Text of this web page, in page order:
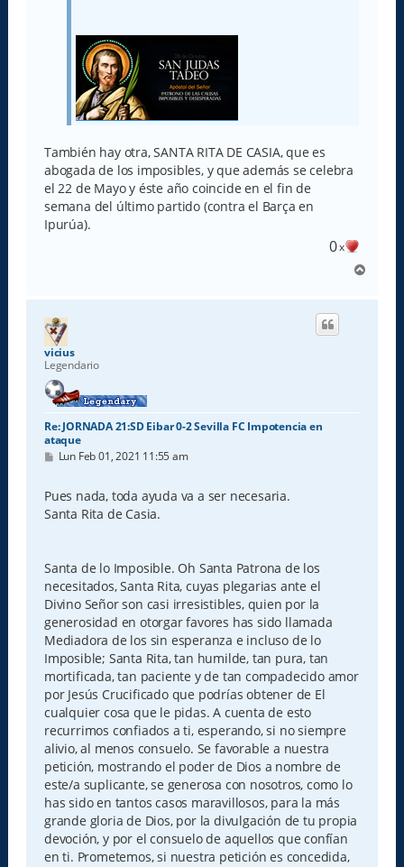
También hay otra, SANTA RITA DE CASIA, que es
abogada de los imposibles, y que además se celebra
el 22 de Mayo y éste año coincide en el fin de
semana del último partido (contra el Barça en
Ipurúa).
0x
r
vicius
Legendario
Re: JORNADA 21:SD Eibar 0-2 Sevilla FC Impotencia en
ataque
M
s
a
j
Lun Feb 01, 2021 11:55 am
Pues nada, toda ayuda va a ser necesaria.
Santa Rita de Casia.
Santa de lo Imposible. Oh Santa Patrona de los
necesitados, Santa Rita, cuyas plegarias ante el
Divino Señor son casi irresistibles, quien por la
generosidad en otorgar favores has sido llamada
Mediadora de los sin esperanza e incluso de lo
Imposible; Santa Rita, tan humilde, tan pura, tan
mortificada, tan paciente y de tan compadecido amor
por Jesús Crucificado que podrías obtener de El
cualquier cosa que le pidas. A cuenta de esto
recurrimos confiados a ti, esperando, si no siempre
alivio, al menos consuelo. Se favorable a nuestra
petición, mostrando el poder de Dios a nombre de
este/a suplicante, se generosa con nosotros, como lo
has sido en tantos casos maravillosos, para la más
grande gloria de Dios, por la divulgación de tu propia
devoción, y por el consuelo de aquellos que confían
en ti. Prometemos, si nuestra petición es concedida,